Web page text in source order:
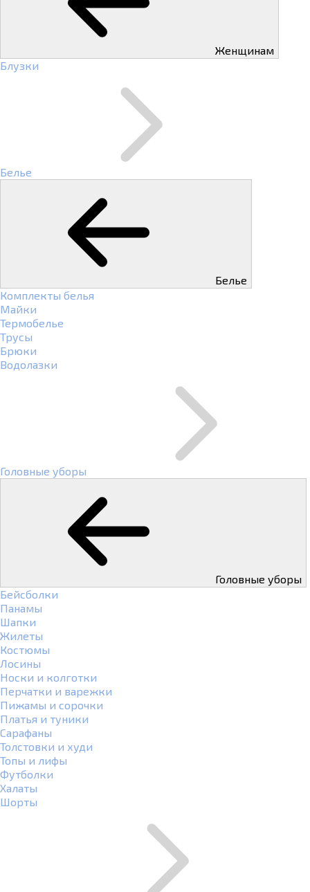
Женщинам
Блузки
Белье
Белье
Комплекты белья
Майки
Термобелье
Трусы
Брюки
Водолазки
Головные уборы
Головные уборы
Бейсболки
Панамы
Шапки
Жилеты
Костюмы
Лосины
Носки и колготки
Перчатки и варежки
Пижамы и сорочки
Платья и туники
Сарафаны
Толстовки и худи
Топы и лифы
Футболки
Халаты
Шорты